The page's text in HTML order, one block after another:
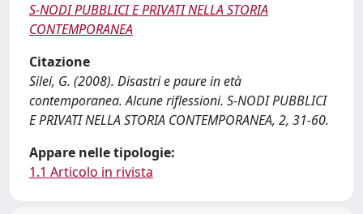
S-NODI PUBBLICI E PRIVATI NELLA STORIA
CONTEMPORANEA
Citazione
Silei, G. (2008). Disastri e paure in età
contemporanea. Alcune riflessioni. S-NODI PUBBLICI
E PRIVATI NELLA STORIA CONTEMPORANEA, 2, 31-60.
Appare nelle tipologie:
1.1 Articolo in rivista